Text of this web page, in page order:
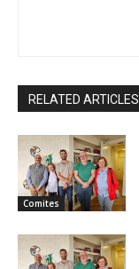
RELATED ARTICLES
Comites